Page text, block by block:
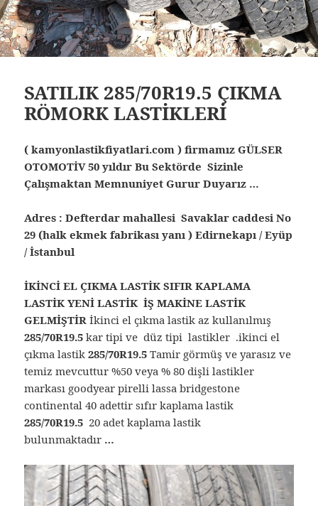
SATILIK 285/70R19.5 ÇIKMA
RÖMORK LASTİKLERİ
( kamyonlastikfiyatlari.com ) firmamız GÜLSER
OTOMOTİV 50 yıldır Bu Sektörde Sizinle
Çalışmaktan Memnuniyet Gurur Duyarız …
Adres : Defterdar mahallesi Savaklar caddesi No
29 (halk ekmek fabrikası yanı ) Edirnekapı / Eyüp
/ İstanbul
İKİNCİ EL ÇIKMA LASTİK SIFIR KAPLAMA
LASTİK YENİ LASTİK İŞ MAKİNE LASTİK
GELMİŞTİRİkinci el çıkma lastik az kullanılmış
285/70R19.5kar tipi ve düz tipi lastikler .ikinci el
çıkma lastik285/70R19.5Tamir görmüş ve yarasız ve
temiz mevcuttur %50 veya % 80 dişli lastikler
markası goodyear pirelli lassa bridgestone
continental 40 adettir sıfır kaplama lastik
285/70R19.5 20 adet kaplama lastik
bulunmaktadır …